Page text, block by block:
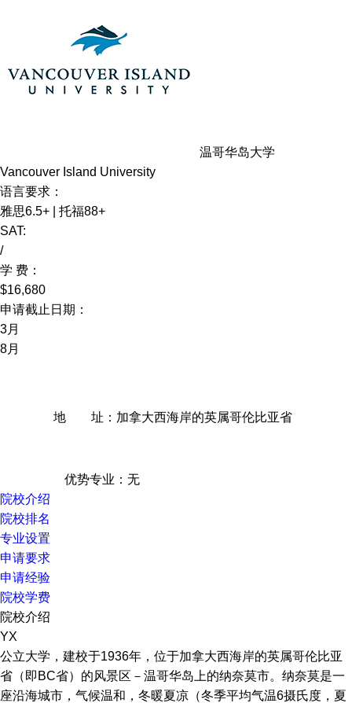
温哥华岛大学
Vancouver Island University
语言要求：
雅思6.5+ | 托福88+
SAT:
/
学 费：
$16,680
申请截止日期：
3月
8月
地 址：加拿大西海岸的英属哥伦比亚省
优势专业：无
院校介绍
院校排名
专业设置
申请要求
申请经验
院校学费
院校介绍
YX
公立大学，建校于1936年，位于加拿大西海岸的英属哥伦比亚
省（即 BC省）的风景区－温哥华岛上的纳奈莫市。纳奈莫是一
座沿海城市，气候温和，冬暖夏凉（冬季平均气温6摄氏度，夏